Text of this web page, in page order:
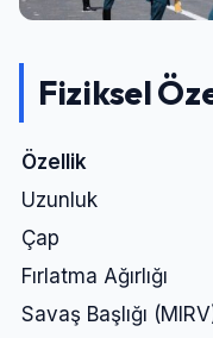
Fiziksel
Özellik
Uzunluk
Çap
Fırlatma Ağırlığı
Savaş Başlığı
Kullanıcı Adı veya